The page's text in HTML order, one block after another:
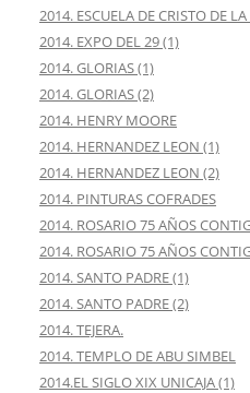
2014. ESCUELA DE CRISTO DE
2014. EXPO DEL 29 (1)
2014. GLORIAS (1)
2014. GLORIAS (2)
2014. HENRY MOORE
2014. HERNANDEZ LEON (1)
2014. HERNANDEZ LEON (2)
2014. PINTURAS COFRADES
2014. ROSARIO 75 AÑOS
2014. ROSARIO 75 AÑOS
2014. SANTO PADRE (1)
2014. SANTO PADRE (2)
2014. TEJERA.
2014. TEMPLO DE ABU SIMBEL
2014.EL SIGLO XIX UNICAJA (1)